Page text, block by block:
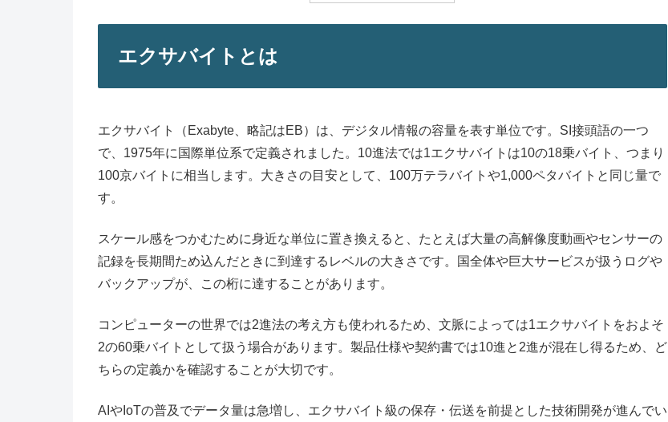
エクサバイトとは
エクサバイト（Exabyte、略記はEB）は、デジタル情報の容量を表す単位です。SI接頭語の一つ
で、1975年に国際単位系で定義されました。10進法では1エクサバイトは10の18乗バイト、つまり
100京バイトに相当します。大きさの目安として、100万テラバイトや1,000ペタバイトと同じ量で
す。
スケール感をつかむために身近な単位に置き換えると、たとえば大量の高解像度動画やセンサーの
記録を長期間ため込んだときに到達するレベルの大きさです。国全体や巨大サービスが扱うログや
バックアップが、この桁に達することがあります。
コンピューターの世界では2進法の考え方も使われるため、文脈によっては1エクサバイトをおよそ
2の60乗バイトとして扱う場合があります。製品仕様や契約書では10進と2進が混在し得るため、ど
ちらの定義かを確認することが大切です。
AIやIoTの普及でデータ量は急増し、エクサバイト級の保存・伝送を前提とした技術開発が進んでい